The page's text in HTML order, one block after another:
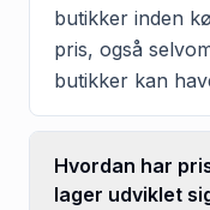
butikker inden
pris, også
butikker kan
Hvordan har
lager udviklet